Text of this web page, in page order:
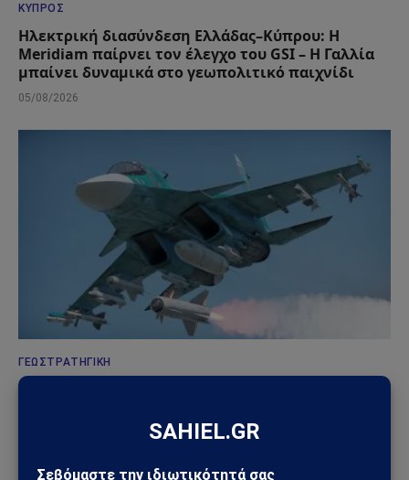
ΚΎΠΡΟΣ
Ηλεκτρική διασύνδεση Ελλάδας–Κύπρου: Η
Meridiam παίρνει τον έλεγχο του GSI – Η Γαλλία
μπαίνει δυναμικά στο γεωπολιτικό παιχνίδι
05/08/2026
ΓΕΩΣΤΡΑΤΗΓΙΚΉ
Ρωσία: Δορυφορικές εικόνες αποκαλύπτουν νέα
προετοιμάζεται για βαθύτερο πόλεμο φθοράς